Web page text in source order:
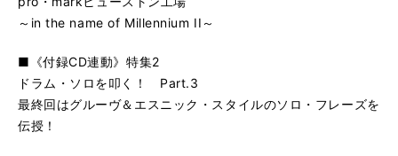
～in the name of Millennium II～
■《付録CD連動》特集2
ドラム・ソロを叩く！ Part.3
最終回はグルーヴ＆エスニック・スタイルのソロ・フレーズを
伝授！